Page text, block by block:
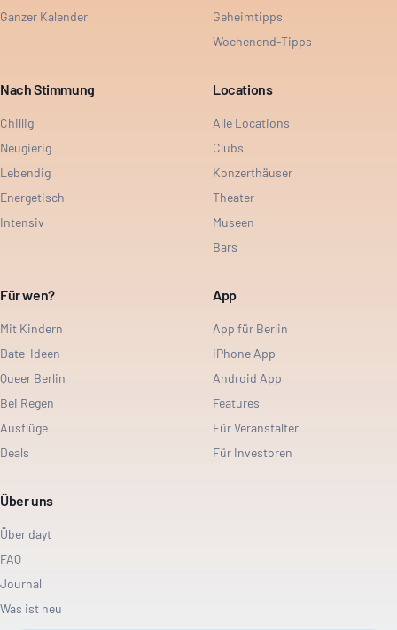
Ganzer Kalender
Geheimtipps
Wochenend-Tipps
Nach Stimmung
Chillig
Neugierig
Lebendig
Energetisch
Intensiv
Locations
Alle Locations
Clubs
Konzerthäuser
Theater
Museen
Bars
Für wen?
Mit Kindern
Date-Ideen
Queer Berlin
Bei Regen
Ausflüge
Deals
App
App für Berlin
iPhone App
Android App
Features
Für Veranstalter
Für Investoren
Über uns
Über dayt
FAQ
Journal
Was ist neu